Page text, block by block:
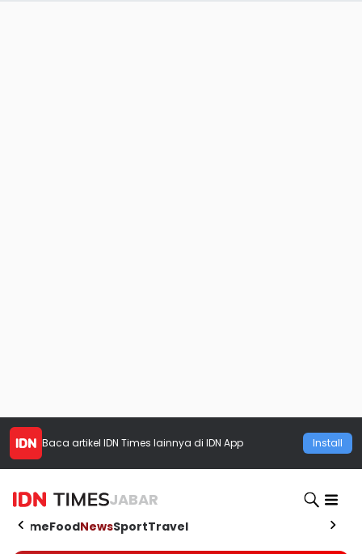
Baca artikel IDN Times lainnya di IDN App Install
JABAR
HomeFoodNewsSportTravel